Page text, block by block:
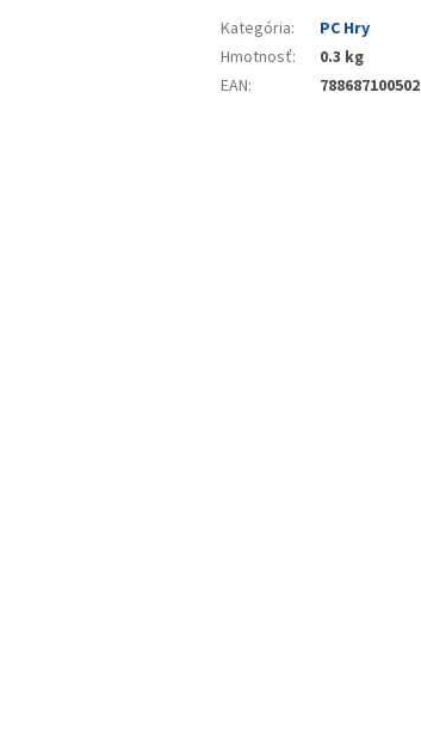
Kategória:
PC Hry
Hmotnosť:
0.3 kg
EAN: 788687100502